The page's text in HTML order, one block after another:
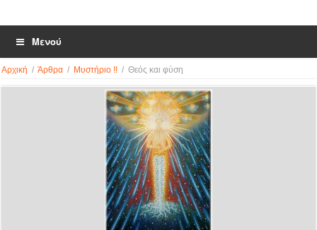
Μενού
Αρχική / Άρθρα / Μυστήριο !! / Θεός και φύση